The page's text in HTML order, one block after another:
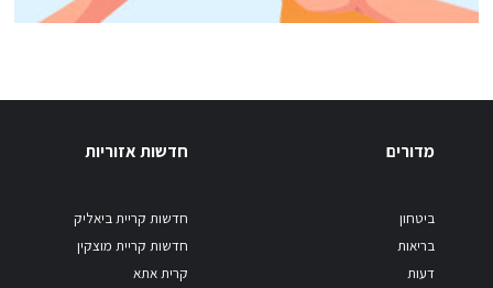
מדורים
ביטחון
בריאות
דעות
חדשות אזוריות
חדשות קריית ביאליק
חדשות קריית מוצקין
קרית אתא